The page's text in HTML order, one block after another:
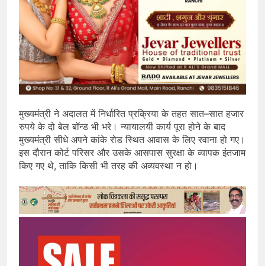
मुख्यमंत्री ने अदालत में निर्धारित प्रक्रिया के तहत सात–सात हजार
रुपये के दो बेल बॉन्ड भी भरे। न्यायालयी कार्य पूरा होने के बाद
मुख्यमंत्री सीधे अपने कांके रोड स्थित आवास के लिए रवाना हो गए।
इस दौरान कोर्ट परिसर और उसके आसपास सुरक्षा के व्यापक इंतजाम
किए गए थे, ताकि किसी भी तरह की अव्यवस्था न हो।